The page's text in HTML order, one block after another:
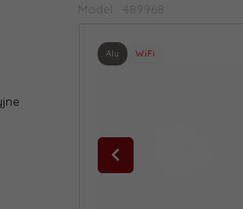
Model: 489968
Alu WiFi